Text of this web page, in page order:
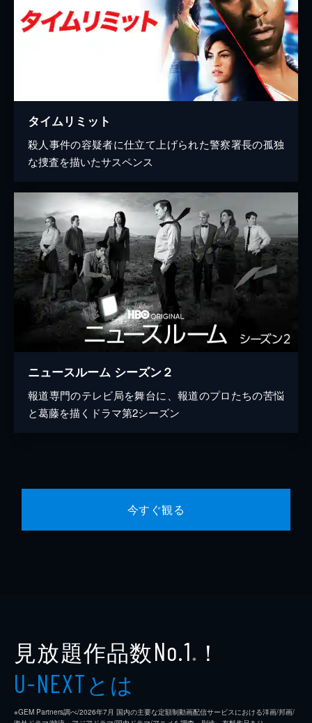
タイムリミット
殺人事件の容疑者に仕立て上げられた警察署長の孤独
な捜査を描いたサスペンス
ニュースルーム シーズン２
報道専門のテレビ局を舞台に、報道のプロたちの苦悩
と葛藤を描くドラマ第2シーズン
今すぐ観る
見放題作品数No.1 ※ ！
U-NEXTとは
※GEM Partners調べ/2026年7⽉ 国内の主要な定額制動画配信サービスにおける洋画/邦画/